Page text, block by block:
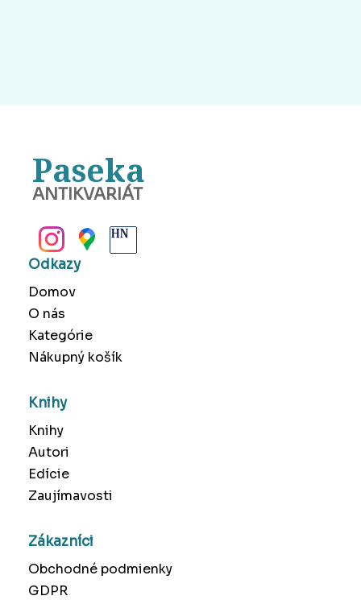
Paseka
ANTIKVARIÁT
Odkazy
Domov
O nás
Kategórie
Nákupný košík
Knihy
Knihy
Autori
Edície
Zaujímavosti
Zákazníci
Obchodné podmienky
GDPR